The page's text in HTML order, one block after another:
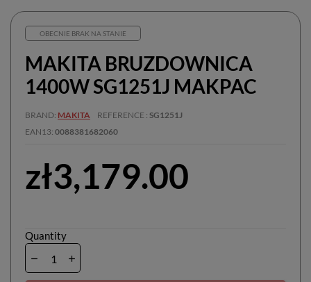
OBECNIE BRAK NA STANIE
MAKITA BRUZDOWNICA
1400W SG1251J MAKPAC
BRAND MAKITA REFERENCE SG1251J
EAN13 0088381682060
zł3,179.00
Quantity